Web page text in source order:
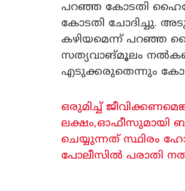
പറഞ്ഞ കോടതി
കോടതി ചോദിച്ചു.
കഴിയമെന്ന് പറഞ്ഞ
സത്യവാങ്മൂലം
എടുക്കരുതെന്നും
ഒരുമിച്ച്
ലക്ഷം,ഓഫീസുമായി
ചെയ്യുന്നത് സ്ഥിരം
പോലീസിൽ പരാതി